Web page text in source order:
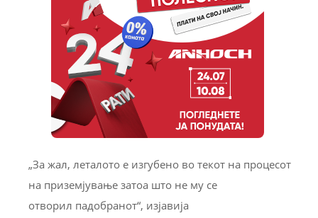
„За жал, леталото е изгубено во текот на процесот
на приземјување затоа што не му се
отворил падобранот“, изјавија